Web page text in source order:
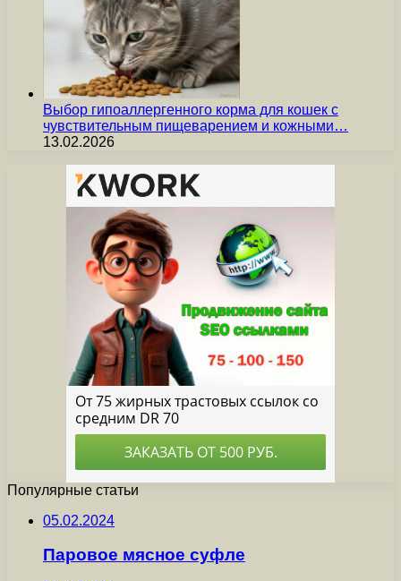
Выбор гипоаллергенного корма для кошек с
чувствительным пищеварением и кожными…
13.02.2026
Популярные статьи
05.02.2024
Паровое мясное суфле